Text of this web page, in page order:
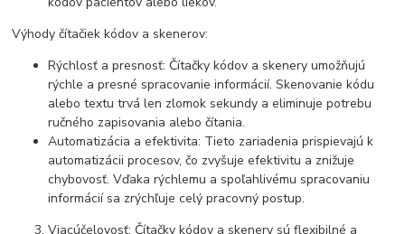
Výhody čítačiek kódov a skenerov:
Rýchlosť a presnosť: Čítačky kódov a skenery umožňujú
rýchle a presné spracovanie informácií. Skenovanie kódu
alebo textu trvá len zlomok sekundy a eliminuje potrebu
ručného zapisovania alebo čítania.
Automatizácia a efektivita: Tieto zariadenia prispievajú k
automatizácii procesov, čo zvyšuje efektivitu a znižuje
chybovosť. Vďaka rýchlemu a spoľahlivému spracovaniu
informácií sa zrýchľuje celý pracovný postup.
Viacúčelovosť: Čítačky kódov a skenery sú flexibilné a